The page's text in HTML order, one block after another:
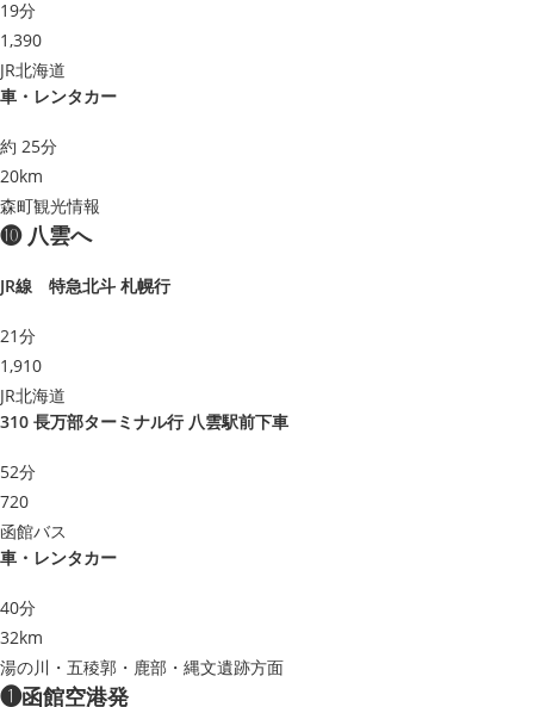
19分
1,390
JR北海道
車・レンタカー
約 25分
20km
森町観光情報
❿ 八雲へ
JR線 特急北斗 札幌行
21分
1,910
JR北海道
310 長万部ターミナル行 八雲駅前下車
52分
720
函館バス
車・レンタカー
40分
32km
湯の川・五稜郭・鹿部・縄文遺跡方面
❶函館空港発